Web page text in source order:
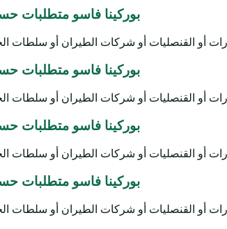
بوركينا فاسو متطلبات
بوركينا فاسو متطلبات
بوركينا فاسو متطلبات
بوركينا فاسو متطلبات